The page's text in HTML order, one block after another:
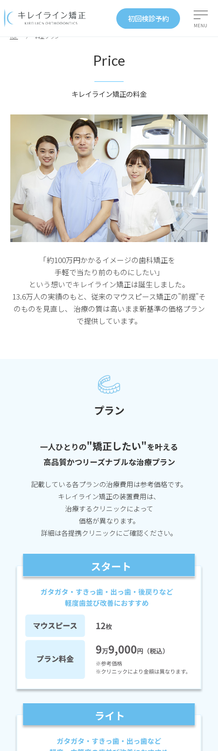
初回検診予約
MENU
TOP 料金プラン
Price
キレイライン矯正の料金
｢約100万円かかるイメージの歯科矯正を
手軽で当たり前のものにしたい」
という想いでキレイライン矯正は誕生しました。
13.6万人の実績のもと、従来のマウスピース矯正の"前提"そ
のものを見直し、
治療の質は高いまま新基準の価格プラン
で提供しています。
プラン
一人ひとりの"矯正したい"を叶える
高品質かつリーズナブルな治療プラン
記載している各プランの治療費用は参考価格です。
キレイライン矯正の装置費用は、
治療するクリニックによって
価格が異なります。
詳細は各提携クリニックにご確認ください。